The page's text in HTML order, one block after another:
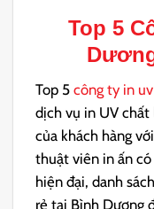
Top 5
Top 5công ty in
dịch vụ in UV chất
của khách hàng
thuật viên in ấn
hiện đại, danh
rẻ tại Bình Dương